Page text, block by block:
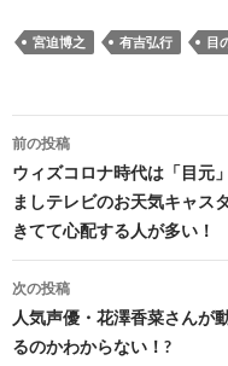
宮迫博之 有吉弘行 目
投
稿
ナ
ビ
ゲ
ー
前の投稿
ウィズコロナ時代は「目元
ましテレビのお天気キャス
きてて心配する人が多い！
次の投稿
人気声優・花澤香菜さんが
るのかわからない！?